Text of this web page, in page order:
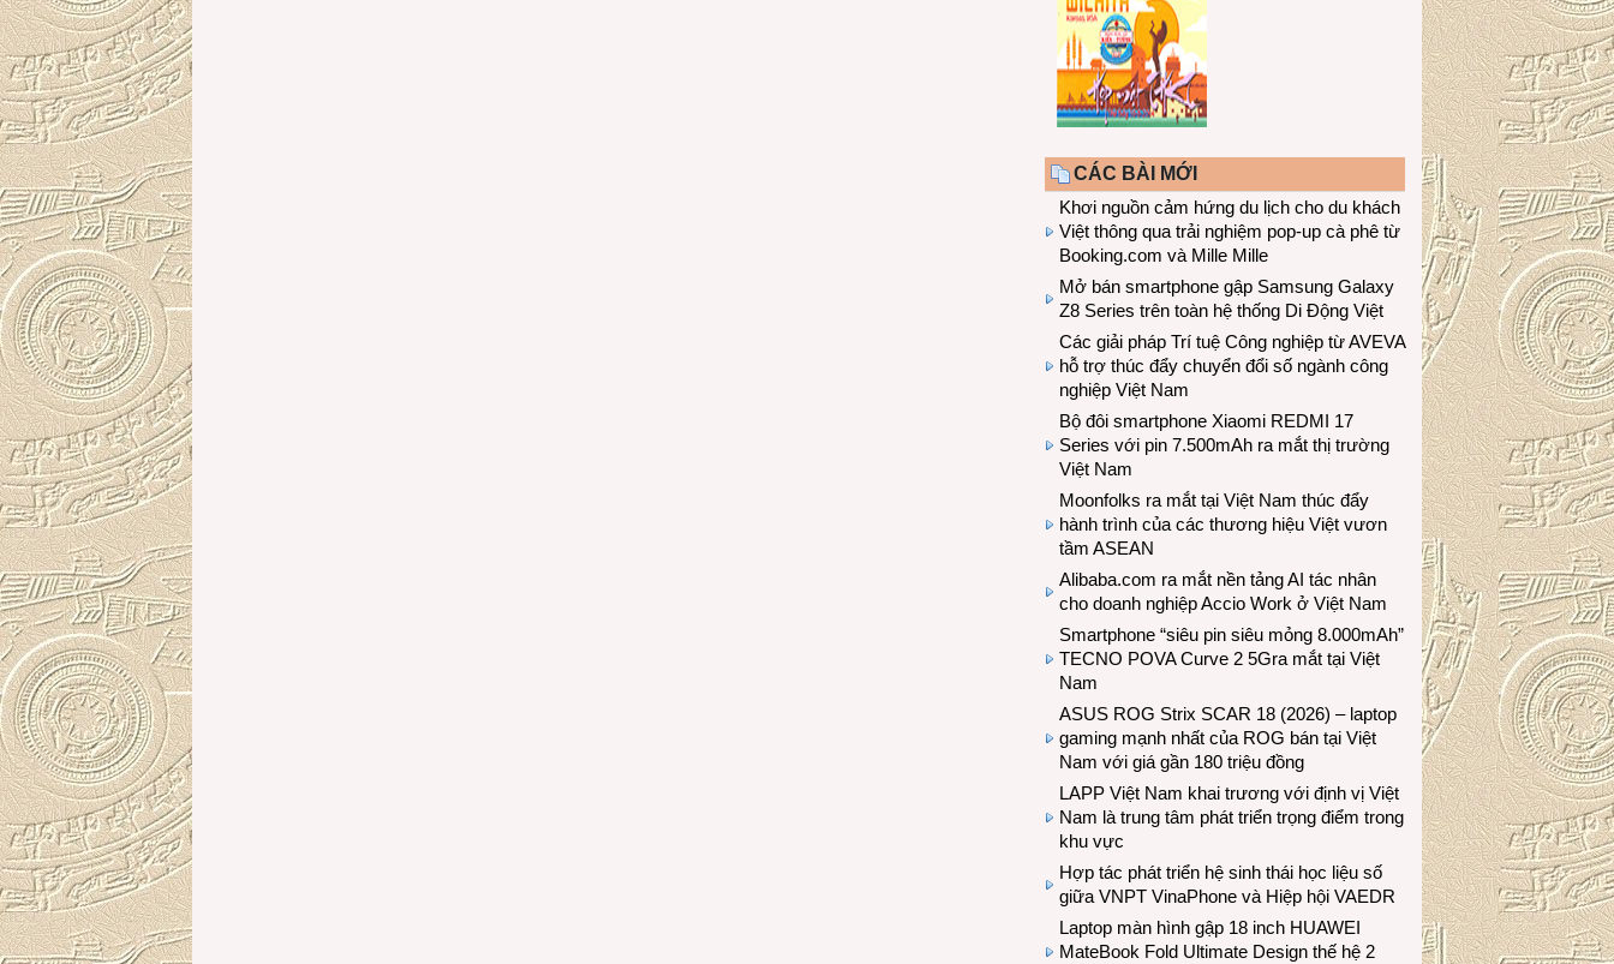
CÁC BÀI MỚI
Khơi nguồn cảm hứng du lịch cho du khách
Việt thông qua trải nghiệm pop-up cà phê từ
Booking.com và Mille Mille
Mở bán smartphone gập Samsung Galaxy
Z8 Series trên toàn hệ thống Di Động Việt
Các giải pháp Trí tuệ Công nghiệp từ AVEVA
hỗ trợ thúc đẩy chuyển đổi số ngành công
nghiệp Việt Nam
Bộ đôi smartphone Xiaomi REDMI 17
Series với pin 7.500mAh ra mắt thị trường
Việt Nam
Moonfolks ra mắt tại Việt Nam thúc đẩy
hành trình của các thương hiệu Việt vươn
tầm ASEAN
Alibaba.com ra mắt nền tảng AI tác nhân
cho doanh nghiệp Accio Work ở Việt Nam
Smartphone “siêu pin siêu mỏng 8.000mAh”
TECNO POVA Curve 2 5Gra mắt tại Việt
Nam
ASUS ROG Strix SCAR 18 (2026) – laptop
gaming mạnh nhất của ROG bán tại Việt
Nam với giá gần 180 triệu đồng
LAPP Việt Nam khai trương với định vị Việt
Nam là trung tâm phát triển trọng điểm trong
khu vực
Hợp tác phát triển hệ sinh thái học liệu số
giữa VNPT VinaPhone và Hiệp hội VAEDR
Laptop màn hình gập 18 inch HUAWEI
MateBook Fold Ultimate Design thế hệ 2